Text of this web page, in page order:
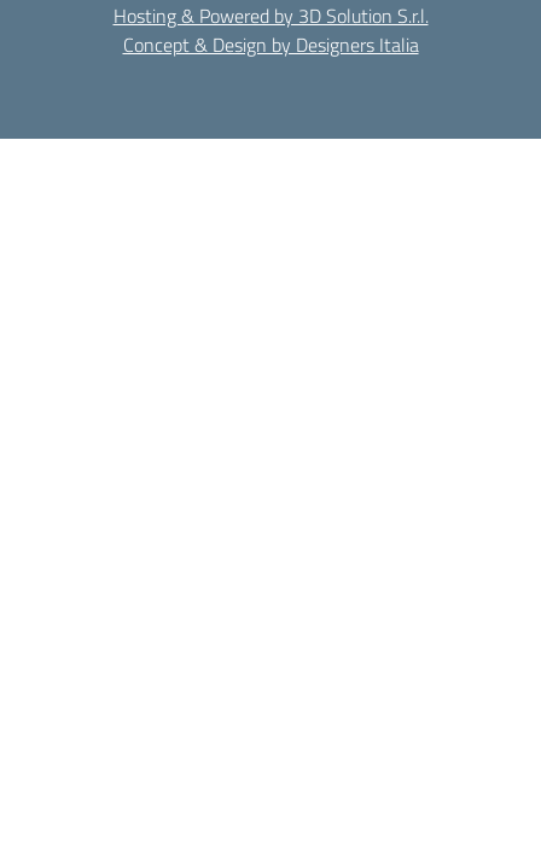
Hosting & Powered by 3D Solution S.r.l.
Concept & Design by Designers Italia